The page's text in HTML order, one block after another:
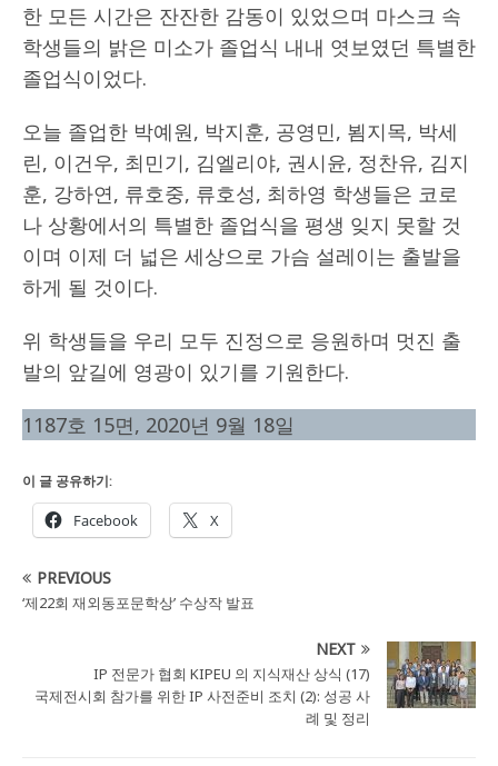
한 모든 시간은 잔잔한 감동이 있었으며 마스크 속
학생들의 밝은 미소가 졸업식 내내 엿보였던 특별한
졸업식이었다.
오늘 졸업한 박예원, 박지훈, 공영민, 뵘지목, 박세
린, 이건우, 최민기, 김엘리야, 권시윤, 정찬유, 김지
훈, 강하연, 류호중, 류호성, 최하영 학생들은 코로
나 상황에서의 특별한 졸업식을 평생 잊지 못할 것
이며 이제 더 넓은 세상으로 가슴 설레이는 출발을
하게 될 것이다.
위 학생들을 우리 모두 진정으로 응원하며 멋진 출
발의 앞길에 영광이 있기를 기원한다.
1187호 15면, 2020년 9월 18일
이 글 공유하기:
Facebook X
PREVIOUS
‘제22회 재외동포문학상’ 수상작 발표
NEXT
IP 전문가 협회 KIPEU 의 지식재산 상식 (17)
국제전시회 참가를 위한 IP 사전준비 조치 (2): 성공 사
례 및 정리